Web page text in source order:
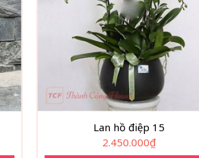
Lan hồ điệp 15
2.450.000₫